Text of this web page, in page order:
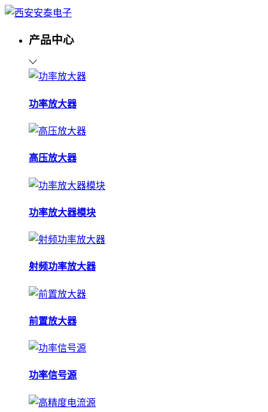
产品中心
功率放大器
高压放大器
功率放大器模块
射频功率放大器
前置放大器
功率信号源